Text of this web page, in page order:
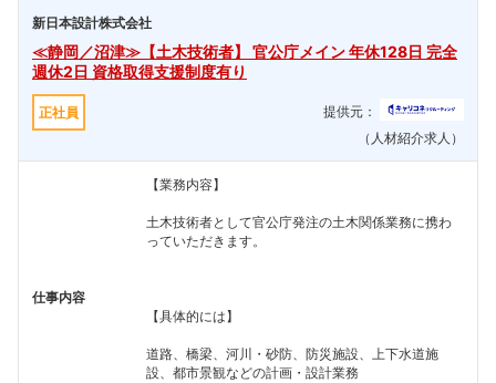
新日本設計株式会社
≪静岡／沼津≫【土木技術者】 官公庁メイン 年休128日 完全
週休2日 資格取得支援制度有り
正社員
提供元：
（人材紹介求人）
仕事内容
【業務内容】
土木技術者として官公庁発注の土木関係業務に携わ
っていただきます。
【具体的には】
道路、橋梁、河川・砂防、防災施設、上下水道施
設、都市景観などの計画・設計業務